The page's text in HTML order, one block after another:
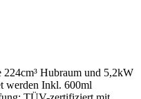
224cm³ Hubraum und 5,2kW
werden Inkl. 600ml